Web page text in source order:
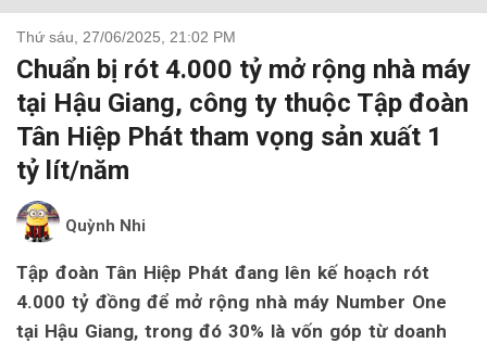
Thứ sáu, 27/06/2025, 21:02 PM
Chuẩn bị rót 4.000 tỷ mở rộng nhà máy
tại Hậu Giang, công ty thuộc Tập đoàn
Tân Hiệp Phát tham vọng sản xuất 1
tỷ lít/năm
Quỳnh Nhi
Tập đoàn Tân Hiệp Phát đang lên kế hoạch rót
4.000 tỷ đồng để mở rộng nhà máy Number One
tại Hậu Giang, trong đó 30% là vốn góp từ doanh